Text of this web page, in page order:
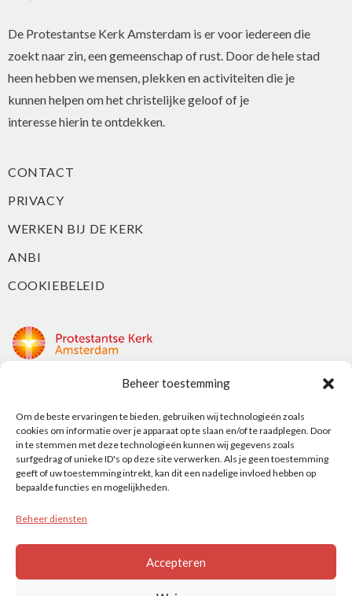
Beheer toestemming
Om de beste ervaringen te bieden, gebruiken wij technologieën zoals
cookies om informatie over je apparaat op te slaan en/of te raadplegen. Door
in te stemmen met deze technologieën kunnen wij gegevens zoals
surfgedrag of unieke ID's op deze site verwerken. Als je geen toestemming
geeft of uw toestemming intrekt, kan dit een nadelige invloed hebben op
bepaalde functies en mogelijkheden.
Beheer diensten
Accepteren
De Protestantse Kerk Amsterdam is er voor iedereen die
zoekt naar zin, een gemeenschap of rust. Door de hele stad
heen hebben we mensen, plekken en activiteiten die je
kunnen helpen om het christelijke geloof of je
interesse hierin te ontdekken.
CONTACT
PRIVACY
WERKEN BIJ DE KERK
ANBI
COOKIEBELEID
Nieuwe Herengracht 18
1018 DP Amsterdam
t: 020 5353 700
e: info@protestantsamsterdam.nl
Protestantse Diaconie Amsterdam
e: info@diaconie.org